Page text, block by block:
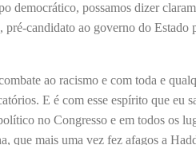
democrático, possamos dizer
candidato ao governo do Estado
ao racismo e com toda e
E é com esse espírito que eu
no Congresso e em todos os
que mais uma vez fez afagos a